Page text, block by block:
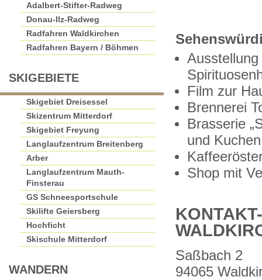
Adalbert-Stifter-Radweg
Donau-Ilz-Radweg
Radfahren Waldkirchen
Radfahren Bayern / Böhmen
SKIGEBIETE
Skigebiet Dreisessel
Skizentrum Mitterdorf
Skigebiet Freyung
Langlaufzentrum Breitenberg
Arber
Langlaufzentrum Mauth-
Finsterau
GS Schneesportschule
Skilifte Geiersberg
Hochficht
Skischule Mitterdorf
WANDERN
Film zur
Brennerei
Brasserie
und Kuchen
Shop mit
Saßbach 2
94065